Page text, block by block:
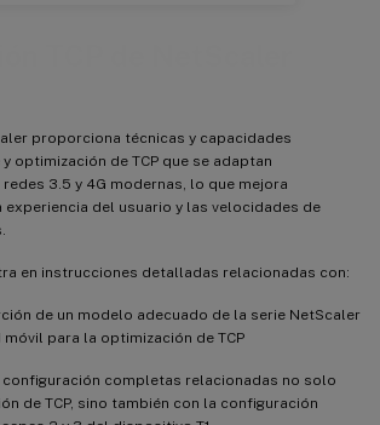
proporciona técnicas y capacidades
optimización de TCP que se adaptan
3.5 y 4G modernas, lo que mejora
experiencia del usuario y las velocidades de
en instrucciones detalladas relacionadas con:
de un modelo adecuado de la serie NetScaler
móvil para la optimización de TCP
completas relacionadas no solo
de TCP, sino también con la configuración